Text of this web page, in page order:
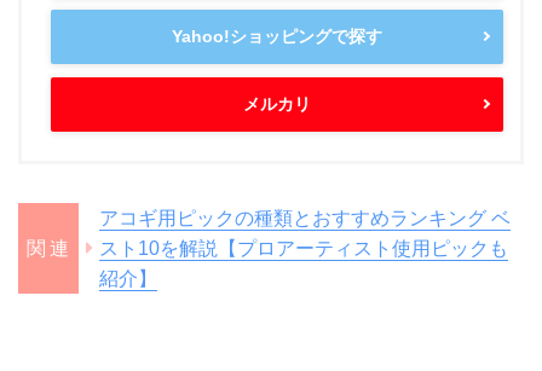
Yahoo!ショッピングで探す
メルカリ
アコギ用ピックの種類とおすすめランキング ベ
スト10を解説【プロアーティスト使用ピックも
紹介】